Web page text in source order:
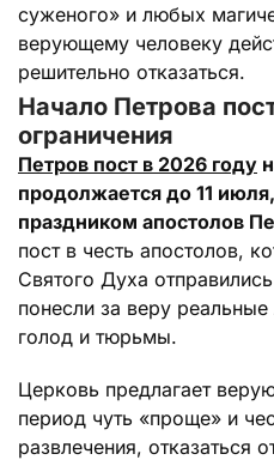
суженого» и любых
верующему человеку
решительно отказаться.
Начало Петрова
ограничения
Петров пост в 2026 году
продолжается до 11
праздником апостолов
пост в честь апостолов,
Святого Духа
понесли за веру
голод и тюрьмы.
Церковь предлагает
период чуть «проще» и
развлечения, отказаться